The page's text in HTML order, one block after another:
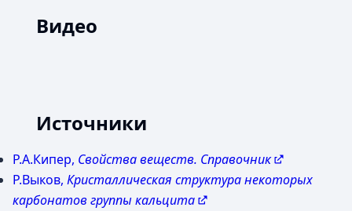
Видео
YouTube
YouTube
Источники
Р.А.Кипер, Свойства веществ. Справочник
Р.Выков, Кристаллическая структура некоторых
карбонатов группы кальцита